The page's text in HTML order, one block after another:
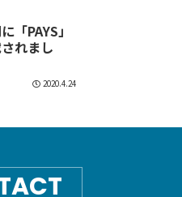
「PAYS」
れまし
2020.4.24